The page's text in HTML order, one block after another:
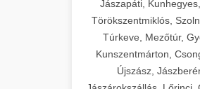
Jászapáti,
Törökszentmiklós,
Túrkeve, Mezőtúr,
Kunszentmárton,
Újszász,